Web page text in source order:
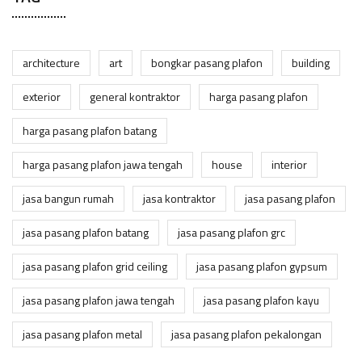
architecture art bongkar pasang plafon
building
exterior
general kontraktor
harga pasang plafon
harga pasang plafon batang
harga pasang plafon jawa tengah
house
interior
jasa bangun rumah
jasa kontraktor
jasa pasang plafon
jasa pasang plafon batang
jasa pasang plafon grc
jasa pasang plafon grid ceiling
jasa pasang plafon gypsum
jasa pasang plafon jawa tengah
jasa pasang plafon kayu
jasa pasang plafon metal
jasa pasang plafon pekalongan